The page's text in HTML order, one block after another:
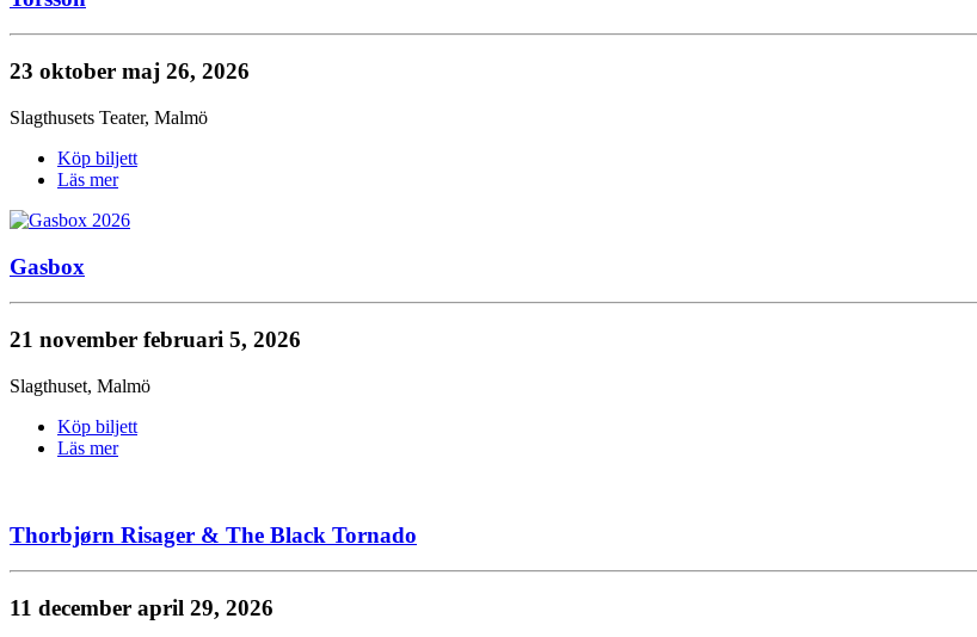
23 oktober maj 26, 2026
Slagthusets Teater, Malmö
Köp biljett
Läs mer
Gasbox
21 november februari 5, 2026
Slagthuset, Malmö
Köp biljett
Läs mer
Thorbjørn Risager & The Black Tornado
11 december april 29, 2026